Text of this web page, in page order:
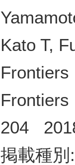
Kato T,
Frontiers
204
掲載種